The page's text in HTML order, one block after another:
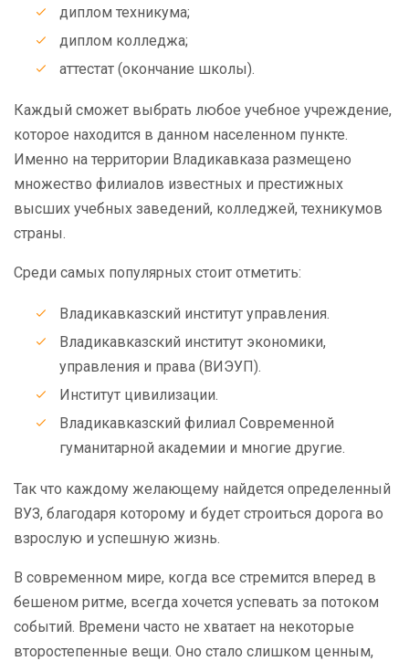
диплом техникума;
диплом колледжа;
аттестат (окончание школы).
Каждый сможет выбрать любое учебное учреждение,
которое находится в данном населенном пункте.
Именно на территории Владикавказа размещено
множество филиалов известных и престижных
высших учебных заведений, колледжей, техникумов
страны.
Среди самых популярных стоит отметить:
Владикавказский институт управления.
Владикавказский институт экономики,
управления и права (ВИЭУП).
Институт цивилизации.
Владикавказский филиал Современной
гуманитарной академии и многие другие.
Так что каждому желающему найдется определенный
ВУЗ, благодаря которому и будет строиться дорога во
взрослую и успешную жизнь.
В современном мире, когда все стремится вперед в
бешеном ритме, всегда хочется успевать за потоком
событий. Времени часто не хватает на некоторые
второстепенные вещи. Оно стало слишком ценным,